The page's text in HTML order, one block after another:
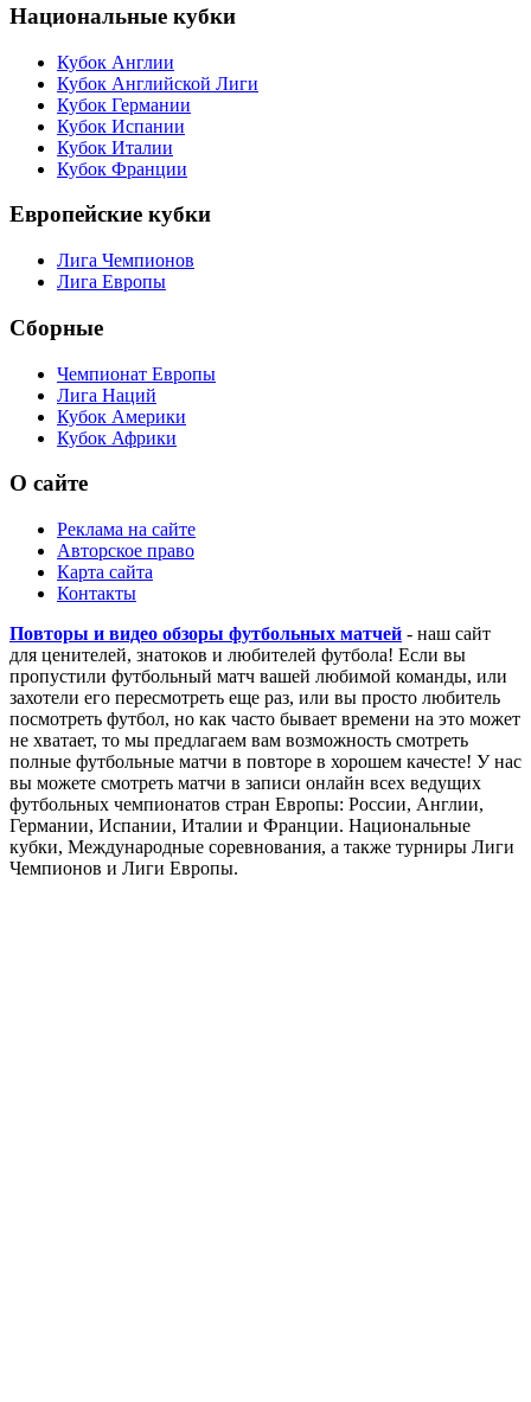
Национальные кубки
Кубок Англии
Кубок Английской Лиги
Кубок Германии
Кубок Испании
Кубок Италии
Кубок Франции
Европейские кубки
Лига Чемпионов
Лига Европы
Сборные
Чемпионат Европы
Лига Наций
Кубок Америки
Кубок Африки
О сайте
Реклама на сайте
Авторское право
Карта сайта
Контакты
Повторы и видео обзоры футбольных матчей - наш сайт
для ценителей, знатоков и любителей футбола! Если вы
пропустили футбольный матч вашей любимой команды, или
захотели его пересмотреть еще раз, или вы просто любитель
посмотреть футбол, но как часто бывает времени на это может
не хватает, то мы предлагаем вам возможность смотреть
полные футбольные матчи в повторе в хорошем качесте! У нас
вы можете смотреть матчи в записи онлайн всех ведущих
футбольных чемпионатов стран Европы: России, Англии,
Германии, Испании, Италии и Франции. Национальные
кубки, Международные соревнования, а также турниры Лиги
Чемпионов и Лиги Европы.